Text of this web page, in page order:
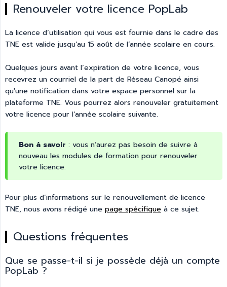
Renouveler votre licence PopLab
La licence d’utilisation qui vous est fournie dans le cadre des
TNE est valide jusqu’au 15 août de l’année scolaire en cours.
Quelques jours avant l’expiration de votre licence, vous
recevrez un courriel de la part de Réseau Canopé ainsi
qu'une notification dans votre espace personnel sur la
plateforme TNE. Vous pourrez alors renouveler gratuitement
votre licence pour l’année scolaire suivante.
Bon à savoir : vous n’aurez pas besoin de suivre à
nouveau les modules de formation pour renouveler
votre licence.
Pour plus d’informations sur le renouvellement de licence
TNE, nous avons rédigé une page spécifique à ce sujet.
Questions fréquentes
Que se passe-t-il si je possède déjà un compte
PopLab ?